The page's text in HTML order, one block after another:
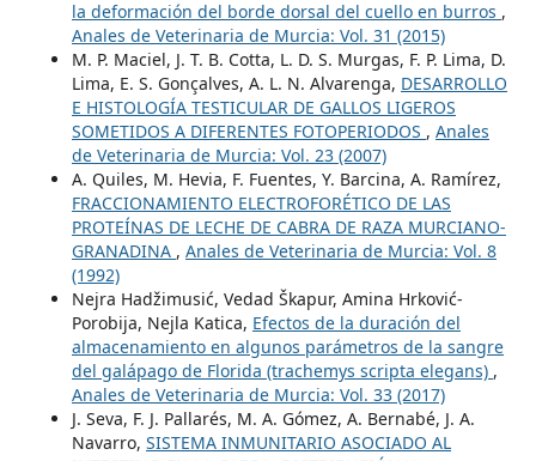
la deformación del borde dorsal del cuello en burros ,
Anales de Veterinaria de Murcia: Vol. 31 (2015)
M. P. Maciel, J. T. B. Cotta, L. D. S. Murgas, F. P. Lima, D.
Lima, E. S. Gonçalves, A. L. N. Alvarenga, DESARROLLO
E HISTOLOGÍA TESTICULAR DE GALLOS LIGEROS
SOMETIDOS A DIFERENTES FOTOPERIODOS , Anales
de Veterinaria de Murcia: Vol. 23 (2007)
A. Quiles, M. Hevia, F. Fuentes, Y. Barcina, A. Ramírez,
FRACCIONAMIENTO ELECTROFORÉTICO DE LAS
PROTEÍNAS DE LECHE DE CABRA DE RAZA MURCIANO-
GRANADINA , Anales de Veterinaria de Murcia: Vol. 8
(1992)
Nejra Hadžimusić, Vedad Škapur, Amina Hrković-
Porobija, Nejla Katica, Efectos de la duración del
almacenamiento en algunos parámetros de la sangre
del galápago de Florida (trachemys scripta elegans) ,
Anales de Veterinaria de Murcia: Vol. 33 (2017)
J. Seva, F. J. Pallarés, M. A. Gómez, A. Bernabé, J. A.
Navarro, SISTEMA INMUNITARIO ASOCIADO AL